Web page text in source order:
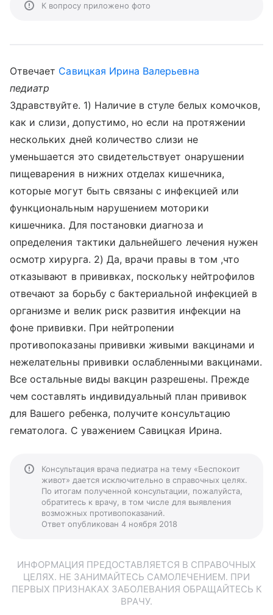
К вопросу приложено фото
Отвечает Савицкая Ирина Валерьевна
педиатр
Здравствуйте. 1) Наличие в стуле белых комочков,
как и слизи, допустимо, но если на протяжении
нескольких дней количество слизи не
уменьшается это свидетельствует онарушении
пищеварения в нижних отделах кишечника,
которые могут быть связаны с инфекцией или
функциональным нарушением моторики
кишечника. Для постановки диагноза и
определения тактики дальнейшего лечения нужен
осмотр хирурга. 2) Да, врачи правы в том ,что
отказывают в прививках, поскольку нейтрофилов
отвечают за борьбу с бактериальной инфекцией в
организме и велик риск развития инфекции на
фоне прививки. При нейтропении
противопоказаны прививки живыми вакцинами и
нежелательны прививки ослабленными вакцинами.
Все остальные виды вакцин разрешены. Прежде
чем составлять индивидуальный план прививок
для Вашего ребенка, получите консультацию
гематолога. С уважением Савицкая Ирина.
Консультация врача педиатра на тему «Беспокоит
живот» дается исключительно в справочных целях.
По итогам полученной консультации, пожалуйста,
обратитесь к врачу, в том числе для выявления
возможных противопоказаний.
Ответ опубликован 4 ноября 2018
ИНФОРМАЦИЯ ПРЕДОСТАВЛЯЕТСЯ В СПРАВОЧНЫХ
ЦЕЛЯХ. НЕ ЗАНИМАЙТЕСЬ САМОЛЕЧЕНИЕМ. ПРИ
ПЕРВЫХ ПРИЗНАКАХ ЗАБОЛЕВАНИЯ ОБРАЩАЙТЕСЬ К
ВРАЧУ.